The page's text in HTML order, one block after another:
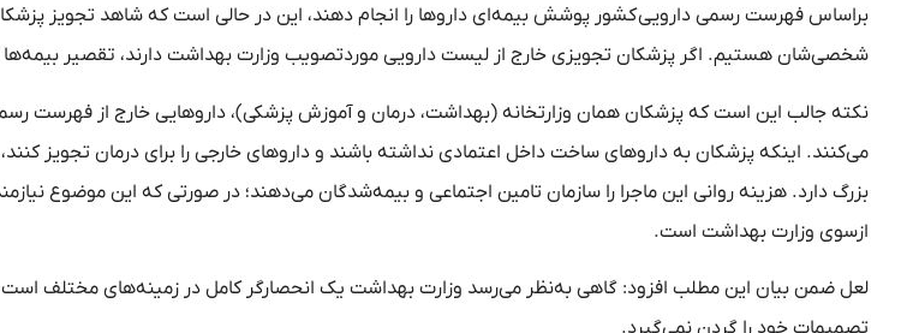
براساس فهرست رسمی دارویی کشور پوشش بیمه‌ای داروها را انجام دهند، این در حالی است که شاهد تجویز
شخصی‌شان هستیم. اگر پزشکان تجویزی خارج از لیست دارویی موردتصویب وزارت بهداشت دارند، تقصیر
نکته جالب این است که پزشکان همان وزارتخانه (بهداشت، درمان و آموزش پزشکی)، داروهایی خارج از فهرست
می‌کنند. اینکه پزشکان به داروهای ساخت داخل اعتمادی نداشته باشند و داروهای خارجی را برای درمان تجویز
بزرگ دارد. هزینه روانی این ماجرا را سازمان تامین اجتماعی و بیمه‌شدگان می‌دهند؛ در صورتی که این موضوع
ازسوی وزارت بهداشت است.
لعل ضمن بیان این مطلب افزود: گاهی به‌نظر می‌رسد وزارت بهداشت یک انحصارگر کامل در زمینه‌های مختلف